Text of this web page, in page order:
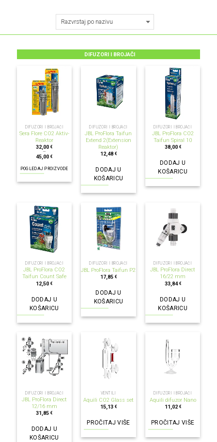
DIFUZORI I BROJAČI
DIFUZORI I BROJAČI
Sera Flore CO2 Aktiv-
Reaktor
32,00€
–
45,00€
POGLEDAJ PROIZVODE
DIFUZORI I BROJAČI
JBL ProFlora Taifun
Extend 2(Extension
Reaktor)
12,48 €
DODAJ U
KOŠARICU
DIFUZORI I BROJAČI
JBL ProFlora CO2
Taifun Spiral 10
38,00 €
DODAJ U
KOŠARICU
DIFUZORI I BROJAČI
JBL ProFlora CO2
Taifun Count Safe
12,50€
DODAJ U
KOŠARICU
DIFUZORI I BROJAČI
JBL ProFlora Taifun P2
17,85 €
DODAJ U
KOŠARICU
DIFUZORI I BROJAČI
JBL ProFlora Direct
16/22 mm
33,84 €
DODAJ U
KOŠARICU
DIFUZORI I BROJAČI
JBL ProFlora Direct
12/16 mm
31,85€
DODAJ U
KOŠARICU
NEMA NA ZALIHI
VENTILI
Aquili CO2 Glass set
15,13 €
PROČITAJ VIŠE
NEMA NA ZALIHI
DIFUZORI I BROJAČI
Aquili difuzor Nano
11,02 €
PROČITAJ VIŠE